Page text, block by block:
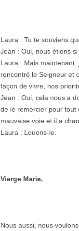
Laura : Tu te souviens
Jean : Oui, nous étions
Laura : Mais
rencontré le Seigneur et
façon de vivre, nos
Jean : Oui, cela nous a
de le remercier pour tout
mauvaise voie et il a
Laura : Louons-le.
Vierge Marie,
Nous aussi, nous